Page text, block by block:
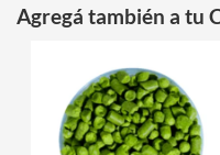
Agregá también a tu